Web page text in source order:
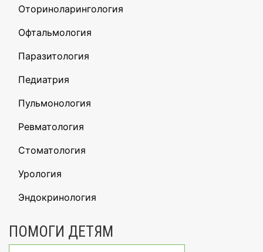
Оториноларингология
Офтальмология
Паразитология
Педиатрия
Пульмонология
Ревматология
Стоматология
Урология
Эндокринология
ПОМОГИ ДЕТЯМ